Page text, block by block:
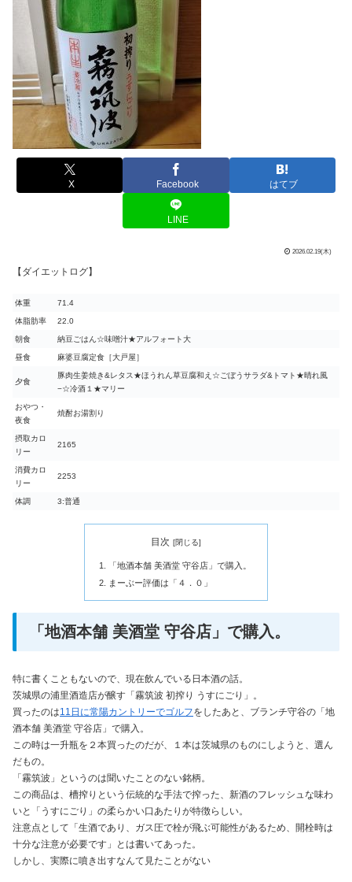
X Facebook はてブ
LINE
2026.02.19(木)
【ダイエットログ】
体重 71.4
体脂肪率 22.0
朝食 納豆ごはん☆味噌汁★アルフォート大
昼食 麻婆豆腐定食［大戸屋］
夕食
豚肉生姜焼き&レタス★ほうれん草豆腐和え☆ごぼうサラダ&トマト★晴れ風
−☆冷酒１★マリー
おやつ・
夜食
焼酎お湯割り
摂取カロ
リー
2165
消費カロ
リー
2253
体調 3:普通
目次
「地酒本舗 美酒堂 守谷店」で購入。
まーぶー評価は「４．０」
「地酒本舗 美酒堂 守谷店」で購入。
特に書くこともないので、現在飲んでいる日本酒の話。
茨城県の浦里酒造店が醸す「霧筑波 初搾り うすにごり」。
買ったのは11日に常陽カントリーでゴルフをしたあと、ブランチ守谷の「地
酒本舗 美酒堂 守谷店」で購入。
この時は一升瓶を２本買ったのだが、１本は茨城県のものにしようと、選ん
だもの。
「霧筑波」というのは聞いたことのない銘柄。
この商品は、槽搾りという伝統的な手法で搾った、新酒のフレッシュな味わ
いと「うすにごり」の柔らかい口あたりが特徴らしい。
注意点として「生酒であり、ガス圧で栓が飛ぶ可能性があるため、開栓時は
十分な注意が必要です」とは書いてあった。
しかし、実際に噴き出すなんて見たことがない